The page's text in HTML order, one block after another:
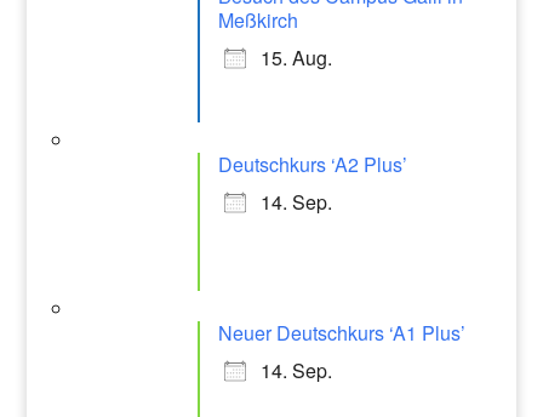
Meßkirch
15. Aug.
Deutschkurs ‘A2 Plus’
14. Sep.
Neuer Deutschkurs ‘A1 Plus’
14. Sep.